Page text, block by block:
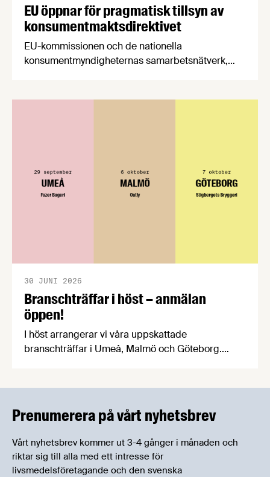
EU öppnar för pragmatisk tillsyn av
konsumentmaktsdirektivet
EU-kommissionen och de nationella
konsumentmyndigheternas samarbetsnätverk,
Branschträffar i höst – anmälan
öppen!
30 JUNI 2026
I höst arrangerar vi våra uppskattade
branschträffar i Umeå, Malmö och Göteborg.
Prenumerera på vårt nyhetsbrev
Vårt nyhetsbrev kommer ut 3-4 gånger i månaden och
riktar sig till alla med ett intresse för
livsmedelsföretagande och den svenska